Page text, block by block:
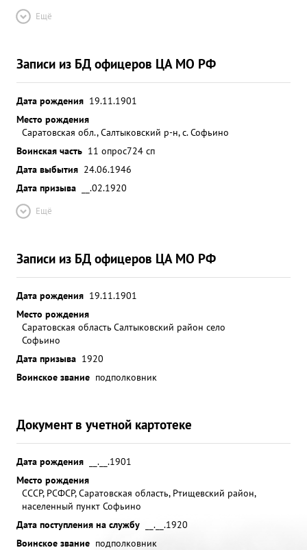
Ещё
Записи из БД офицеров ЦА МО РФ
Дата рождения 19.11.1901
Место рождения
Саратовская обл., Салтыковский р-н, с. Софьино
Воинская часть 11 опрос724 сп
Дата выбытия 24.06.1946
Дата призыва
__.02.1920
Ещё
Записи из БД офицеров ЦА МО РФ
Дата рождения 19.11.1901
Место рождения
Саратовская область Салтыковский район село
Софьино
Дата призыва 1920
Воинское звание подполковник
Документ в учетной картотеке
Дата рождения
__.__.1901
Место рождения
СССР, РСФСР, Саратовская область, Ртищевский район,
населенный пункт Софьино
Дата поступления на службу
__.__.1920
Воинское звание подполковник